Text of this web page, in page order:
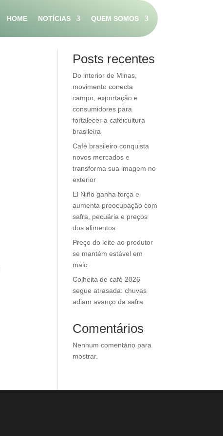
HOME NOTÍCIAS QUEM SOMOS
Posts recentes
Do interior de Minas,
movimento conecta
campo, exportação e
consumidores para
fortalecer a cafeicultura
brasileira
Café brasileiro conquista
novos mercados e
transforma sua imagem no
exterior
El Niño ganha força e
aumenta preocupação com
safra, pecuária e preços
dos alimentos
Preço do leite ao produtor
se mantém estável em
maio
Colheita de café 2026
segue atrasada: chuvas
adiam avanço da safra
Comentários
Nenhum comentário para
mostrar.